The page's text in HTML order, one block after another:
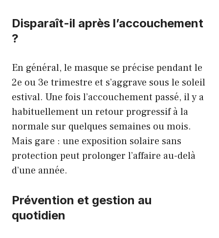
Disparaît-il après l’accouchement
?
En général, le masque se précise pendant le
2e ou 3e trimestre et s’aggrave sous le soleil
estival. Une fois l’accouchement passé, il y a
habituellement un retour progressif à la
normale sur quelques semaines ou mois.
Mais gare : une exposition solaire sans
protection peut prolonger l’affaire au-delà
d’une année.
Prévention et gestion au
quotidien